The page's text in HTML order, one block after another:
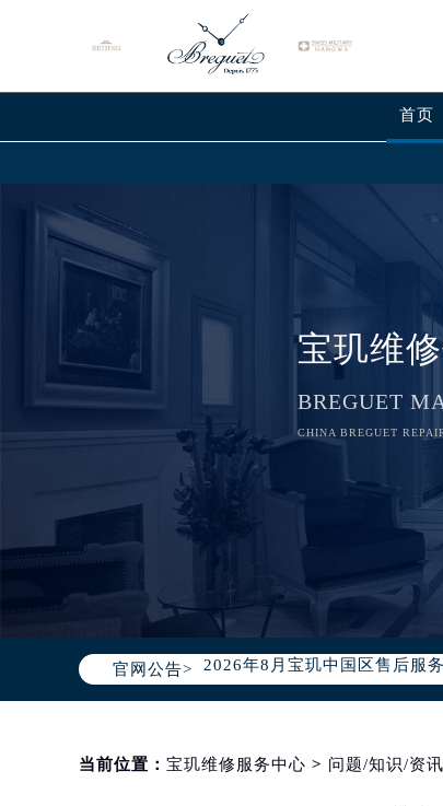
首页
宝玑维
BREGUET
CHINA BREGUET
官网公告>
2026年8月宝玑中国区售后服
2026年8月宝玑全国官方售后
宝玑官方全国统一服务热线
北京市朝阳区建国门外大街甲
当前位置： 宝玑维修服务中心 > 问题/知识/资讯